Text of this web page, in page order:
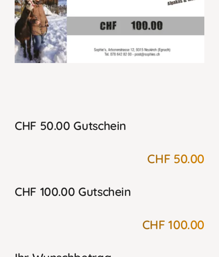
CHF 50.00 Gutschein
CHF 50.00
CHF 100.00 Gutschein
CHF 100.00